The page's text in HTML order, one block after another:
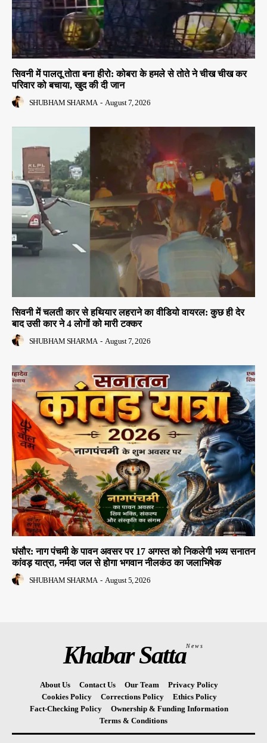
सिवनी में पालतू तोता बना हीरो: कोबरा के हमले से तोते ने चीख चीख कर
परिवार को बचाया, खुद की दी जान
SHUBHAM SHARMA - August 7, 2026
सिवनी में चलती कार से हथियार लहराने का वीडियो वायरल: कुछ ही देर
बाद उसी कार ने 4 लोगों को मारी टक्कर
SHUBHAM SHARMA - August 7, 2026
घंसौर: नाग पंचमी के पावन अवसर पर 17 अगस्त को निकलेगी भव्य सनातन
कांवड़ यात्रा, नर्मदा जल से होगा भगवान नीलकंठ का जलाभिषेक
SHUBHAM SHARMA - August 5, 2026
Khabar SattaNews
About Us Contact Us Our Team
Privacy Policy
Cookies Policy
Corrections Policy
Ethics Policy
Fact-Checking Policy
Ownership & Funding Information
Terms & Conditions